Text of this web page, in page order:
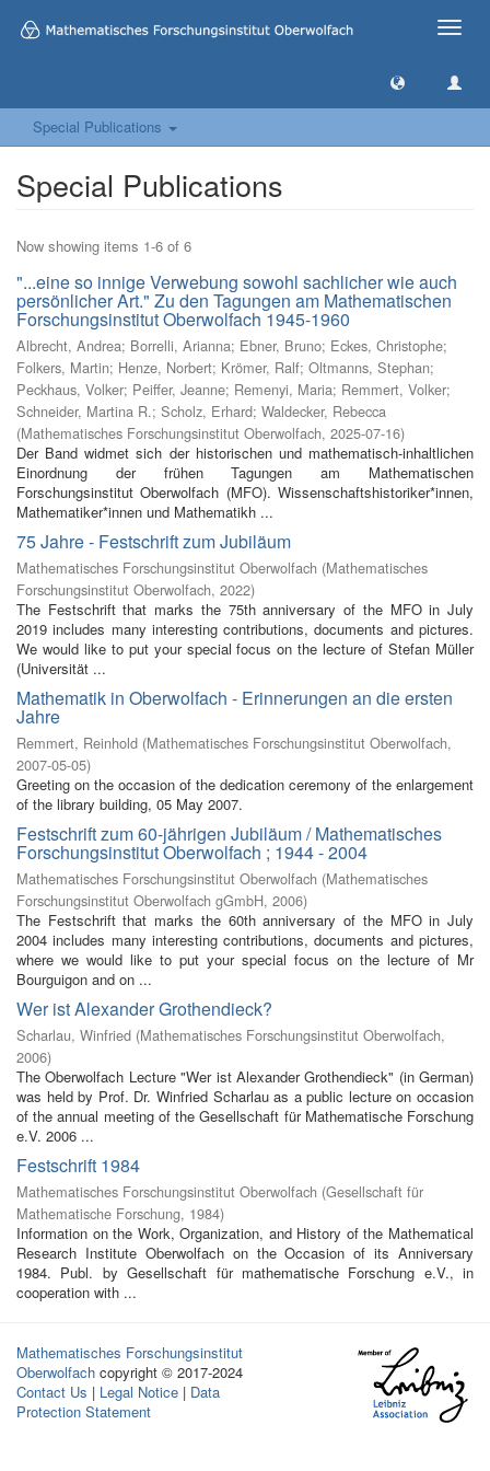
Toggle
Special Publications
Special Publications
Now showing items 1-6 of 6
"...eine so innige Verwebung sowohl sachlicher wie auch
persönlicher Art." Zu den Tagungen am Mathematischen
Forschungsinstitut Oberwolfach 1945-1960
Albrecht, Andrea; Borrelli, Arianna; Ebner, Bruno; Eckes, Christophe;
Folkers, Martin; Henze, Norbert; Krömer, Ralf; Oltmanns, Stephan;
Peckhaus, Volker; Peiffer, Jeanne; Remenyi, Maria; Remmert, Volker;
Schneider, Martina R.; Scholz, Erhard; Waldecker, Rebecca
(Mathematisches Forschungsinstitut Oberwolfach, 2025-07-16)
Der Band widmet sich der historischen und mathematisch-inhaltlichen
Einordnung der frühen Tagungen am Mathematischen
Forschungsinstitut Oberwolfach (MFO). Wissenschaftshistoriker*innen,
Mathematiker*innen und Mathematikh ...
75 Jahre - Festschrift zum Jubiläum
Mathematisches Forschungsinstitut Oberwolfach (Mathematisches
Forschungsinstitut Oberwolfach, 2022)
The Festschrift that marks the 75th anniversary of the MFO in July
2019 includes many interesting contributions, documents and pictures.
We would like to put your special focus on the lecture of Stefan Müller
(Universität ...
Mathematik in Oberwolfach - Erinnerungen an die ersten
Jahre
Remmert, Reinhold (Mathematisches Forschungsinstitut Oberwolfach,
2007-05-05)
Greeting on the occasion of the dedication ceremony of the enlargement
of the library building, 05 May 2007.
Festschrift zum 60-jährigen Jubiläum / Mathematisches
Forschungsinstitut Oberwolfach ; 1944 - 2004
Mathematisches Forschungsinstitut Oberwolfach (Mathematisches
Forschungsinstitut Oberwolfach gGmbH, 2006)
The Festschrift that marks the 60th anniversary of the MFO in July
2004 includes many interesting contributions, documents and pictures,
where we would like to put your special focus on the lecture of Mr
Bourguigon and on ...
Wer ist Alexander Grothendieck?
Scharlau, Winfried (Mathematisches Forschungsinstitut Oberwolfach,
2006)
The Oberwolfach Lecture "Wer ist Alexander Grothendieck" (in German)
was held by Prof. Dr. Winfried Scharlau as a public lecture on occasion
of the annual meeting of the Gesellschaft für Mathematische Forschung
e.V. 2006 ...
Festschrift 1984
Mathematisches Forschungsinstitut Oberwolfach (Gesellschaft für
Mathematische Forschung, 1984)
Information on the Work, Organization, and History of the Mathematical
Research Institute Oberwolfach on the Occasion of its Anniversary
1984. Publ. by Gesellschaft für mathematische Forschung e.V., in
cooperation with ...
Mathematisches Forschungsinstitut
Oberwolfach copyright © 2017-2024
Contact Us | Legal Notice | Data
Protection Statement